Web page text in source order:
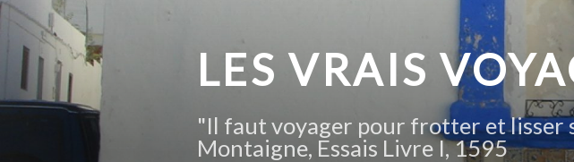
Aller
contenu
principal
LES VRAIS
"Il faut voyager pour frotter et lisser
Montaigne, Essais Livre I, 1595